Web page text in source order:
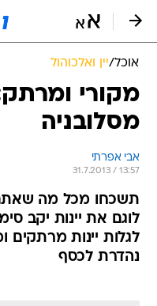
אוכל/יין ואלכוהול
מקורי
מסלובניה
אבי אפרתי
31.7.2013 / 13:57
תשכחו מכל מה שאתם
לוגם את יינות יקב
לגלות יינות מרתקים
נהדרת לכסף